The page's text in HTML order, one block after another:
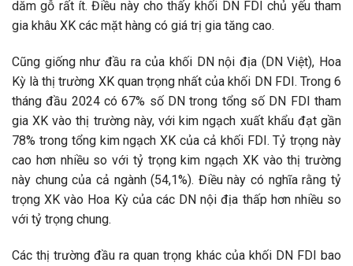
dăm gỗ rất ít. Điều này cho thấy khối DN FDI chủ yếu tham
gia khâu XK các mặt hàng có giá trị gia tăng cao.
Cũng giống như đầu ra của khối DN nội địa (DN Việt), Hoa
Kỳ là thị trường XK quan trọng nhất của khối DN FDI. Trong 6
tháng đầu 2024 có 67% số DN trong tổng số DN FDI tham
gia XK vào thị trường này, với kim ngạch xuất khẩu đạt gần
78% trong tổng kim ngạch XK của cả khối FDI. Tỷ trọng này
cao hơn nhiều so với tỷ trọng kim ngạch XK vào thị trường
này chung của cả ngành (54,1%). Điều này có nghĩa rằng tỷ
trọng XK vào Hoa Kỳ của các DN nội địa thấp hơn nhiều so
với tỷ trọng chung.
Các thị trường đầu ra quan trọng khác của khối DN FDI bao